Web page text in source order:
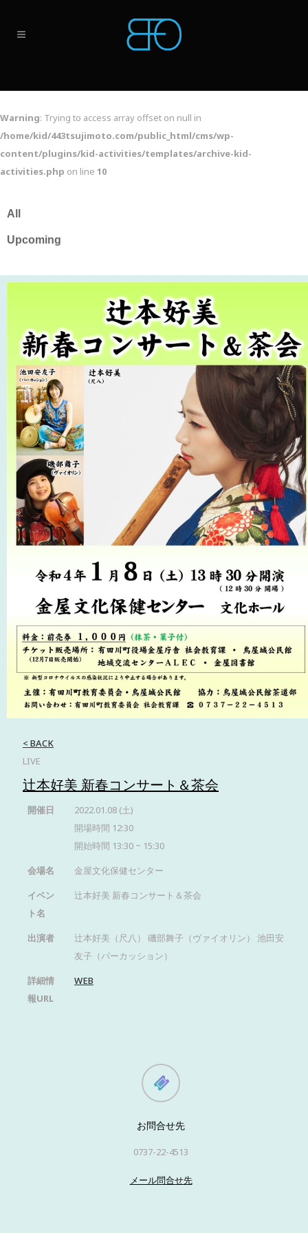
Warning: Trying to access array offset on null in
/home/kid/443tsujimoto.com/public_html/cms/wp-
content/plugins/kid-activities/templates/archive-kid-
activities.php on line 10
< BACK
LIVE
辻本好美 新春コンサート＆茶会
開催日
2022.01.08 (土)
開場時間 12:30
開始時間 13:30 ~ 15:30
会場名
金屋文化保健センター
イベン
ト名
辻本好美 新春コンサート＆茶会
出演者
辻本好美（尺八） 磯部舞子（ヴァイオリン） 池田安
友子（パーカッション）
詳細情
報URL
WEB
お問合せ先
0737-22-4513
メール問合せ先